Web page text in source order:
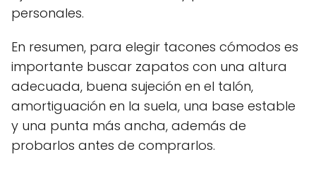
personales.
En resumen, para elegir tacones cómodos es
importante buscar zapatos con una altura
adecuada, buena sujeción en el talón,
amortiguación en la suela, una base estable
y una punta más ancha, además de
probarlos antes de comprarlos.